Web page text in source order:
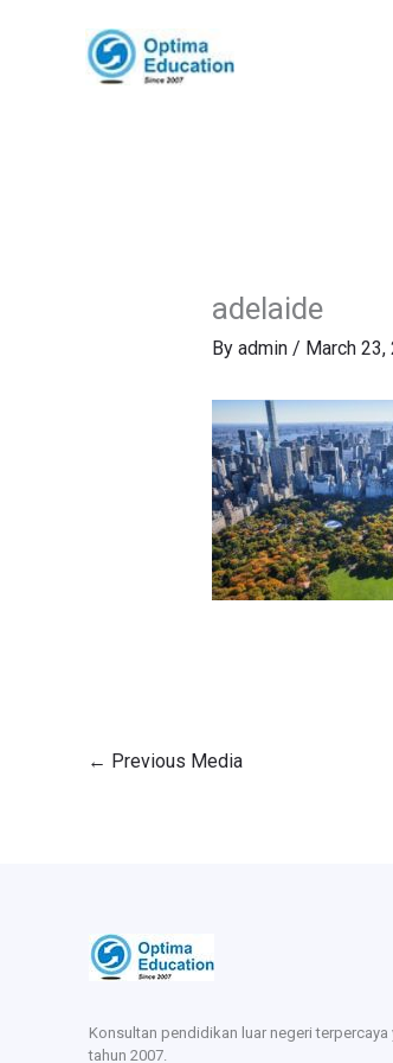
adelaide
By admin / March 23,
← Previous Media
Konsultan pendidikan luar negeri
tahun 2007.